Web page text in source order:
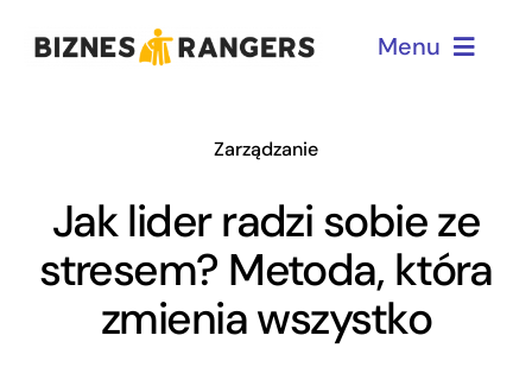
Menu
Dla menadżerów
Dla przedsiębiorców
Zarządzanie
Jak lider radzi sobie ze
stresem? Metoda, która
zmienia wszystko